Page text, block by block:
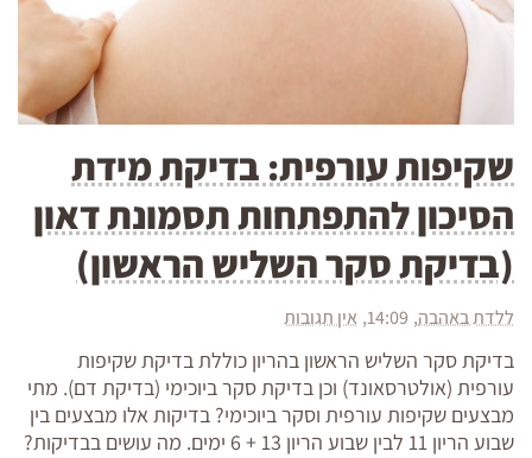
שקיפות עורפית: בדיקת מידת
הסיכון להתפתחות תסמונת דאון
(בדיקת סקר השליש הראשון)
ללדת באהבה 14:09 אין תגובות
בדיקת סקר השליש הראשון בהריון כוללת בדיקת שקיפות
עורפית (אולטרסאונד) וכן בדיקת סקר ביוכימי (בדיקת דם). מתי
מבצעים שקיפות עורפית וסקר ביוכימי? בדיקות אלו מבצעים בין
שבוע הריון 11 לבין שבוע הריון 13 + 6 ימים. מה עושים בבדיקות?